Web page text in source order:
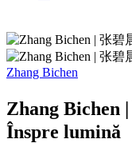
Zhang Bichen
Zhang Bichen
Înspre lumină